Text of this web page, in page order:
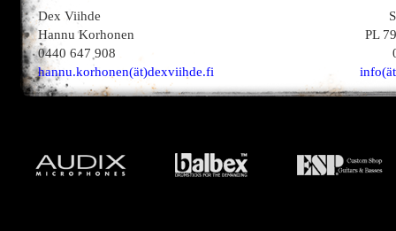
Dex Viihde
Hannu Korhonen
0440 647 908
hannu.korhonen(ät)dexviihde.fi
PL